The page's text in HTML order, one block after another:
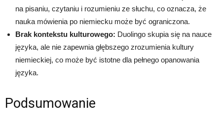
na pisaniu, czytaniu i rozumieniu ze słuchu, co oznacza, że
nauka mówienia po niemiecku może być ograniczona.
Brak kontekstu kulturowego: Duolingo skupia się na nauce
języka, ale nie zapewnia głębszego zrozumienia kultury
niemieckiej, co może być istotne dla pełnego opanowania
języka.
Podsumowanie